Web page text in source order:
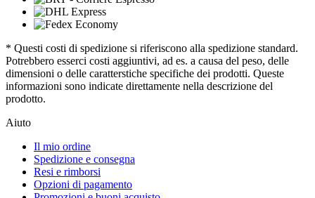
* Questi costi di spedizione si riferiscono alla spedizione standard.
Potrebbero esserci costi aggiuntivi, ad es. a causa del peso, delle
dimensioni o delle caratterstiche specifiche dei prodotti. Queste
informazioni sono indicate direttamente nella descrizione del
prodotto.
Aiuto
Il mio ordine
Spedizione e consegna
Resi e rimborsi
Opzioni di pagamento